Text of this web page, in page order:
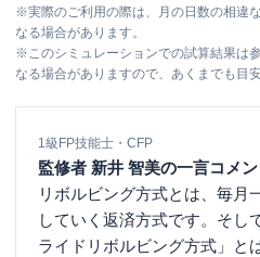
※実際のご利用の際は、月の日数の相違
なる場合があります。
※ このシミュレーションでの試算結果は
なる場合がありますので、あくまでも目
1級FP技能士・CFP
監修者 新井 智美の一言コメン
リボルビング方式とは、毎月
していく返済方式です。そし
ライドリボルビング方式」と